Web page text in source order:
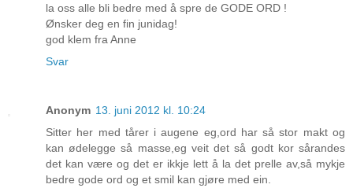
la oss alle bli bedre med å spre de GODE ORD !
Ønsker deg en fin junidag!
god klem fra Anne
Svar
Anonym 13. juni 2012 kl. 10:24
Sitter her med tårer i augene eg,ord har så stor makt og
kan ødelegge så masse,eg veit det så godt kor sårandes
det kan være og det er ikkje lett å la det prelle av,så mykje
bedre gode ord og et smil kan gjøre med ein.